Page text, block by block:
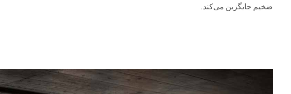
ضخیم جایگزین می‌کند.